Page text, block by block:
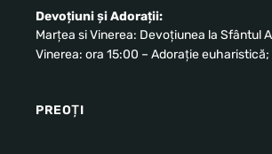
Devoțiuni și Adorații:
Marțea si Vinerea: Devoțiunea la Sfântul
Vinerea: ora 15:00 – Adorație euharistică;
PREOȚI